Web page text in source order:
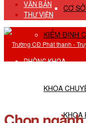
CƠ
KIỂM ĐỊNH
PHÒNG KHOA
KHOA
KHOA
VĂN BẢN
THƯ VIỆN